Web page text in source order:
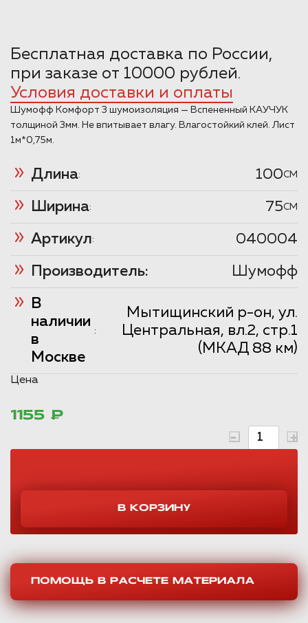
Бесплатная доставка по России,
при заказе от 10000 рублей.
Условия доставки и оплаты
Шумофф Комфорт 3 шумоизоляция — Вспененный КАУЧУК
толщиной 3мм. Не впитывает влагу. Влагостойкий клей. Лист
1м*0,75м.
Длина: 100CM
Ширина: 75CM
Артикул: 040004
Производитель: Шумофф
В
наличии
в
Москве
:
Мытищинский р-он, ул.
Центральная, вл.2, стр.1
(МКАД 88 км)
Цена
1155 ₽
ПОМОЩЬ В РАСЧЕТЕ МАТЕРИАЛА